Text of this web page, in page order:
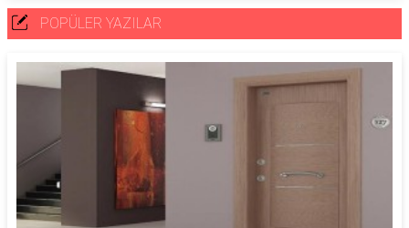
POPÜLER YAZILAR